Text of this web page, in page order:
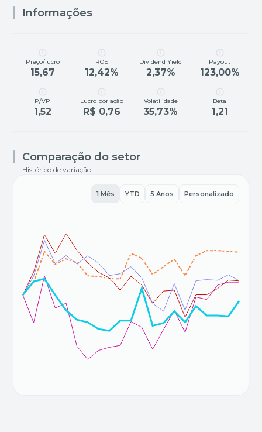
Informações
Preço/lucro
15,67
ROE
12,42%
Dividend Yield
2,37%
Payout
123,00%
P/VP
1,52
Lucro por ação
R$ 0,76
Volatilidade
35,73%
Beta
1,21
Comparação do setor
Histórico de variação
1 Mês YTD 5 Anos Personalizado